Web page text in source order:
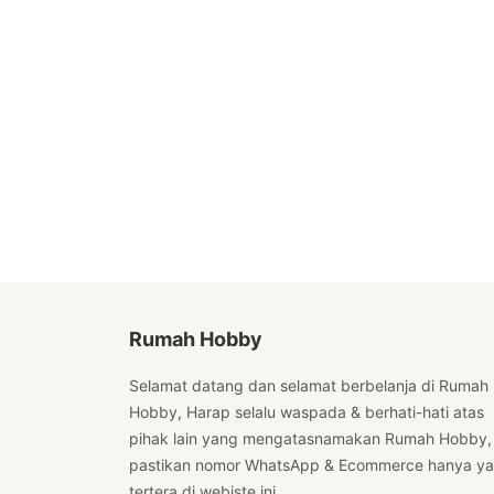
Rumah Hobby
Selamat datang dan selamat berbelanja di Rumah
Hobby, Harap selalu waspada & berhati-hati atas
pihak lain yang mengatasnamakan Rumah Hobby,
pastikan nomor WhatsApp & Ecommerce hanya